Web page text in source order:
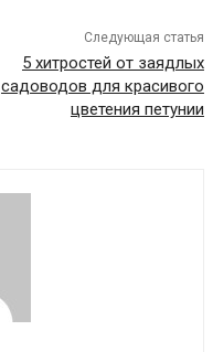
Следующая статья
5 хитростей от заядлых
садоводов для красивого
цветения петунии